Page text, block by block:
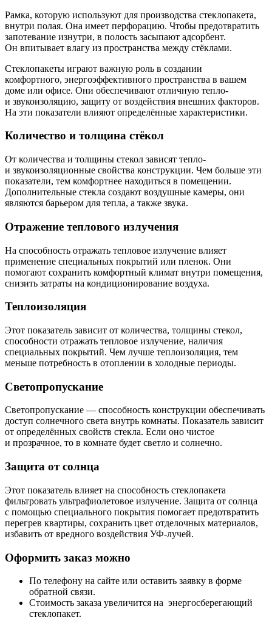
Рамка, которую используют для производства стеклопакета,
внутри полая. Она имеет перфорацию. Чтобы предотвратить
запотевание изнутри, в полость засыпают адсорбент.
Он впитывает влагу из пространства между стёклами.
Стеклопакеты играют важную роль в создании
комфортного, энергоэффективного пространства в вашем
доме или офисе. Они обеспечивают отличную тепло-
и звукоизоляцию, защиту от воздействия внешних факторов.
На эти показатели влияют определённые характеристики.
Количество и толщина стёкол
От количества и толщины стекол зависят тепло-
и звукоизоляционные свойства конструкции. Чем больше эти
показатели, тем комфортнее находиться в помещении.
Дополнительные стекла создают воздушные камеры, они
являются барьером для тепла, а также звука.
Отражение теплового излучения
На способность отражать тепловое излучение влияет
применение специальных покрытий или пленок. Они
помогают сохранить комфортный климат внутри помещения,
снизить затраты на кондиционирование воздуха.
Теплоизоляция
Этот показатель зависит от количества, толщины стекол,
способности отражать тепловое излучение, наличия
специальных покрытий. Чем лучше теплоизоляция, тем
меньше потребность в отоплении в холодные периоды.
Светопропускание
Светопропускание — способность конструкции обеспечивать
доступ солнечного света внутрь комнаты. Показатель зависит
от определённых свойств стекла. Если оно чистое
и прозрачное, то в комнате будет светло и солнечно.
Защита от солнца
Этот показатель влияет на способность стеклопакета
фильтровать ультрафиолетовое излучение. Защита от солнца
с помощью специального покрытия помогает предотвратить
перегрев квартиры, сохранить цвет отделочных материалов,
избавить от вредного воздействия УФ-лучей.
Оформить заказ можно
По телефону на сайте или оставить заявку в форме
обратной связи.
Стоимость заказа увеличится на энергосберегающий
стеклопакет.